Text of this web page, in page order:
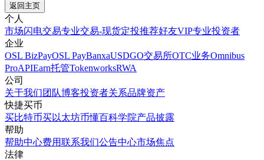
返回主页
个人
市场闪电交易专业交易-现货定投推荐好友VIP专业投资者
企业
OSL BizPayOSL PayBanxaUSDGO交易所OTC业务Omnibus
ProAPIEarn托管TokenworksRWA
公司
关于我们团队博客投资者关系品牌资产
快捷买币
买比特币买以太坊币懂百科学院产品披露
帮助
帮助中心费用联系我们公告中心市场焦点
法律